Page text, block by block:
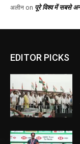
EDITOR PICKS